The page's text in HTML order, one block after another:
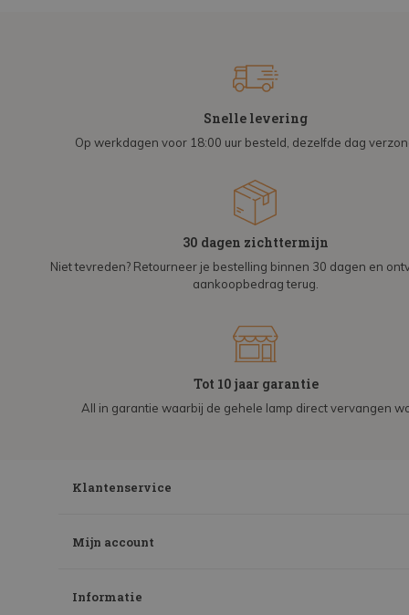
Snelle levering
Op werkdagen voor 18:00 uur besteld, dezelfde dag
30 dagen zichttermijn
Niet tevreden? Retourneer je bestelling binnen 30 dagen en
aankoopbedrag terug.
Tot 10 jaar garantie
All in garantie waarbij de gehele lamp direct vervangen
Klantenservice
Mijn account
Informatie